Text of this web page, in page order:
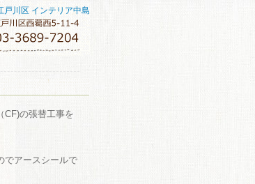
戸川区 インテリア中島
CF)の張替工事を
でアースシールで